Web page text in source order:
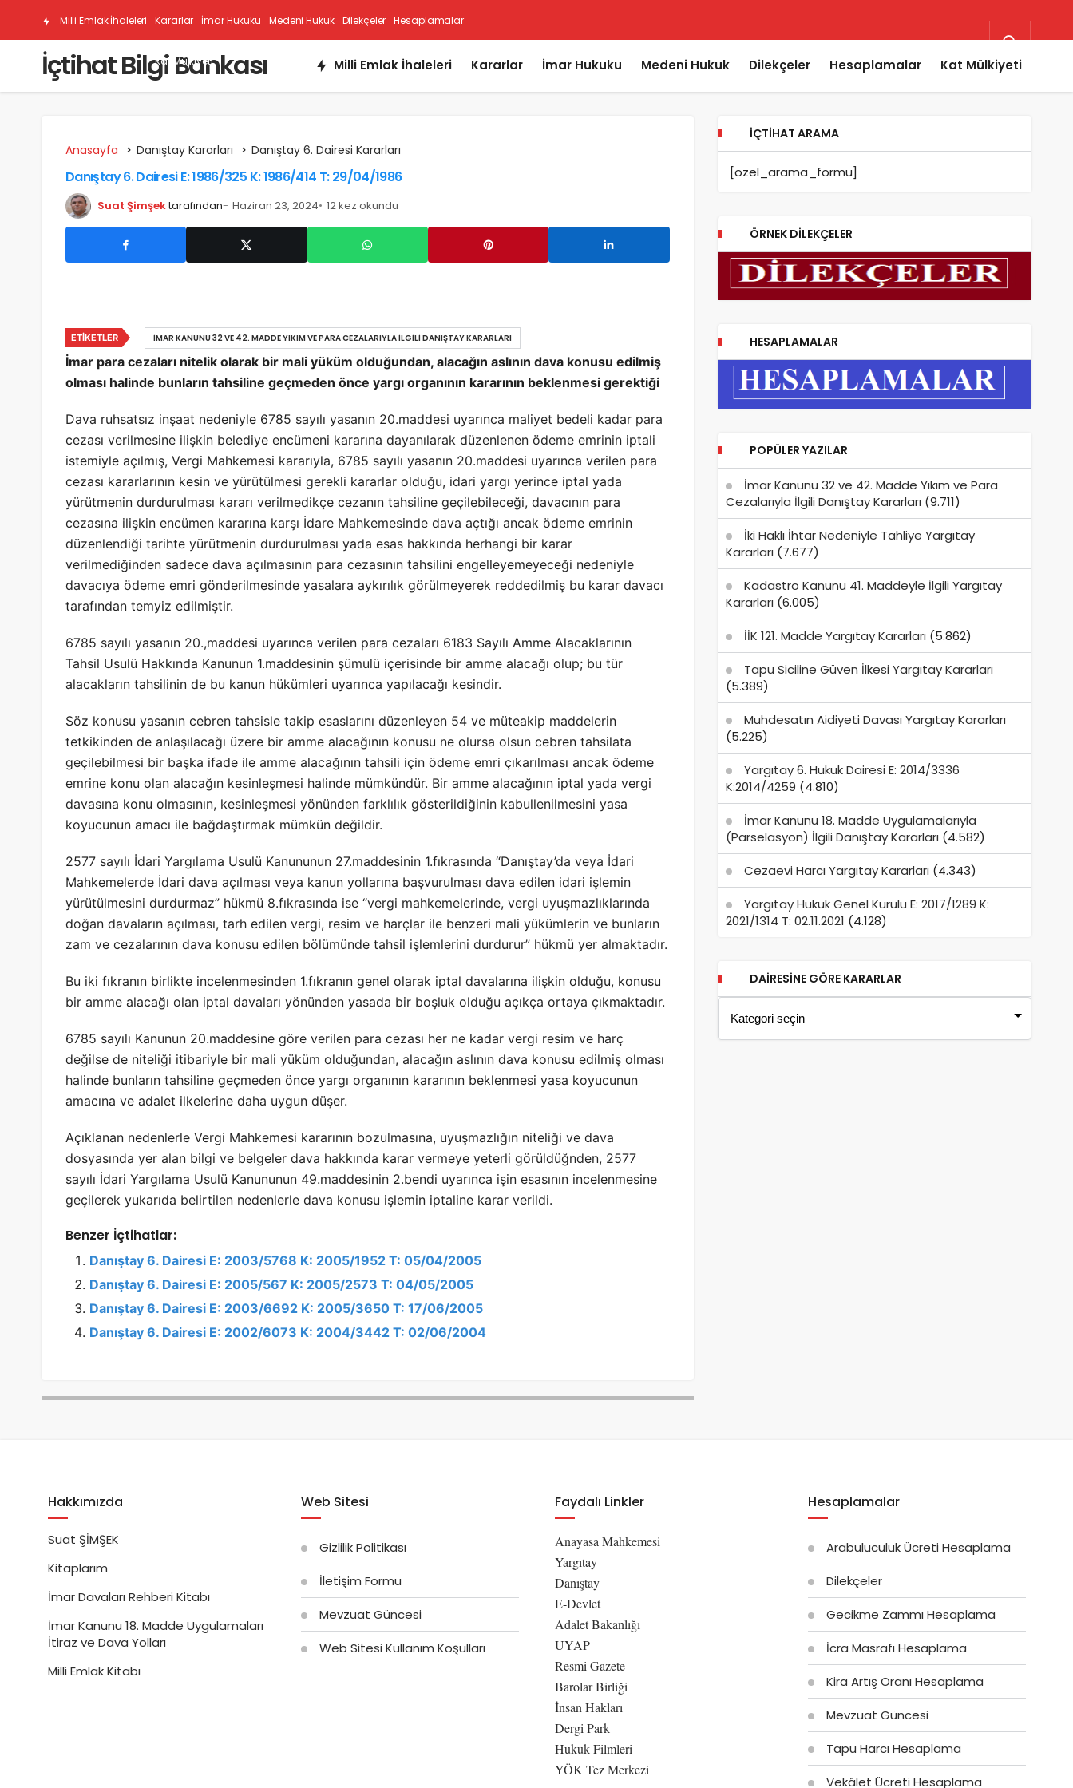
Milli Emlak İhaleleri Kararlar İmar Hukuku Medeni Hukuk Dilekçeler Hesaplamalar
Kat Mülkiyeti
İçtihat Bilgi Bankası Milli Emlak İhaleleri Kararlar İmar Hukuku Medeni Hukuk Dilekçeler Hesaplamalar Kat Mülkiyeti
Anasayfa Danıştay Kararları Danıştay 6. Dairesi Kararları
Danıştay 6. Dairesi E: 1986/325 K: 1986/414 T: 29/04/1986
Suat Şimşektarafından Haziran 23, 2024 12 kez okundu
İmar para cezaları nitelik olarak bir mali yüküm olduğundan, alacağın aslının dava konusu edilmiş
olması halinde bunların tahsiline geçmeden önce yargı organının kararının beklenmesi gerektiği
Dava ruhsatsız inşaat nedeniyle 6785 sayılı yasanın 20.maddesi uyarınca maliyet bedeli kadar para
cezası verilmesine ilişkin belediye encümeni kararına dayanılarak düzenlenen ödeme emrinin iptali
istemiyle açılmış, Vergi Mahkemesi kararıyla, 6785 sayılı yasanın 20.maddesi uyarınca verilen para
cezası kararlarının kesin ve yürütülmesi gerekli kararlar olduğu, idari yargı yerince iptal yada
yürütmenin durdurulması kararı verilmedikçe cezanın tahsiline geçilebileceği, davacının para
cezasına ilişkin encümen kararına karşı İdare Mahkemesinde dava açtığı ancak ödeme emrinin
düzenlendiği tarihte yürütmenin durdurulması yada esas hakkında herhangi bir karar
verilmediğinden sadece dava açılmasının para cezasının tahsilini engelleyemeyeceği nedeniyle
davacıya ödeme emri gönderilmesinde yasalara aykırılık görülmeyerek reddedilmiş bu karar davacı
tarafından temyiz edilmiştir.
6785 sayılı yasanın 20.,maddesi uyarınca verilen para cezaları 6183 Sayılı Amme Alacaklarının
Tahsil Usulü Hakkında Kanunun 1.maddesinin şümulü içerisinde bir amme alacağı olup; bu tür
alacakların tahsilinin de bu kanun hükümleri uyarınca yapılacağı kesindir.
Söz konusu yasanın cebren tahsisle takip esaslarını düzenleyen 54 ve müteakip maddelerin
tetkikinden de anlaşılacağı üzere bir amme alacağının konusu ne olursa olsun cebren tahsilata
geçilebilmesi bir başka ifade ile amme alacağının tahsili için ödeme emri çıkarılması ancak ödeme
emrine konu olan alacağın kesinleşmesi halinde mümkündür. Bir amme alacağının iptal yada vergi
davasına konu olmasının, kesinleşmesi yönünden farklılık gösterildiğinin kabullenilmesini yasa
koyucunun amacı ile bağdaştırmak mümkün değildir.
2577 sayılı İdari Yargılama Usulü Kanununun 27.maddesinin 1.fıkrasında “Danıştay’da veya İdari
Mahkemelerde İdari dava açılması veya kanun yollarına başvurulması dava edilen idari işlemin
yürütülmesini durdurmaz” hükmü 8.fıkrasında ise “vergi mahkemelerinde, vergi uyuşmazlıklarında
doğan davaların açılması, tarh edilen vergi, resim ve harçlar ile benzeri mali yükümlerin ve bunların
zam ve cezalarının dava konusu edilen bölümünde tahsil işlemlerini durdurur” hükmü yer almaktadır.
Bu iki fıkranın birlikte incelenmesinden 1.fıkranın genel olarak iptal davalarına ilişkin olduğu, konusu
bir amme alacağı olan iptal davaları yönünden yasada bir boşluk olduğu açıkça ortaya çıkmaktadır.
6785 sayılı Kanunun 20.maddesine göre verilen para cezası her ne kadar vergi resim ve harç
değilse de niteliği itibariyle bir mali yüküm olduğundan, alacağın aslının dava konusu edilmiş olması
halinde bunların tahsiline geçmeden önce yargı organının kararının beklenmesi yasa koyucunun
amacına ve adalet ilkelerine daha uygun düşer.
Açıklanan nedenlerle Vergi Mahkemesi kararının bozulmasına, uyuşmazlığın niteliği ve dava
dosyasında yer alan bilgi ve belgeler dava hakkında karar vermeye yeterli görüldüğnden, 2577
sayılı İdari Yargılama Usulü Kanununun 49.maddesinin 2.bendi uyarınca işin esasının incelenmesine
geçilerek yukarıda belirtilen nedenlerle dava konusu işlemin iptaline karar verildi.
Benzer İçtihatlar:
Danıştay 6. Dairesi E: 2003/5768 K: 2005/1952 T: 05/04/2005
Danıştay 6. Dairesi E: 2005/567 K: 2005/2573 T: 04/05/2005
Danıştay 6. Dairesi E: 2003/6692 K: 2005/3650 T: 17/06/2005
Danıştay 6. Dairesi E: 2002/6073 K: 2004/3442 T: 02/06/2004
ETIKETLER İMAR KANUNU 32 VE 42. MADDE YIKIM VE PARA CEZALARIYLA İLGILI DANIŞTAY KARARLARI
İÇTIHAT ARAMA
[ozel_arama_formu]
ÖRNEK DILEKÇELER
HESAPLAMALAR
POPÜLER YAZILAR
İmar Kanunu 32 ve 42. Madde Yıkım ve Para
Cezalarıyla İlgili Danıştay Kararları (9.711)
İki Haklı İhtar Nedeniyle Tahliye Yargıtay
Kararları (7.677)
Kadastro Kanunu 41. Maddeyle İlgili Yargıtay
Kararları (6.005)
İİK 121. Madde Yargıtay Kararları (5.862)
Tapu Siciline Güven İlkesi Yargıtay Kararları
(5.389)
Muhdesatın Aidiyeti Davası Yargıtay Kararları
(5.225)
Yargıtay 6. Hukuk Dairesi E: 2014/3336
K:2014/4259 (4.810)
İmar Kanunu 18. Madde Uygulamalarıyla
(Parselasyon) İlgili Danıştay Kararları (4.582)
Cezaevi Harcı Yargıtay Kararları (4.343)
Yargıtay Hukuk Genel Kurulu E: 2017/1289 K:
2021/1314 T: 02.11.2021 (4.128)
DAIRESINE GÖRE KARARLAR
Hakkımızda
Suat ŞİMŞEK
Kitaplarım
İmar Davaları Rehberi Kitabı
İmar Kanunu 18. Madde Uygulamaları
İtiraz ve Dava Yolları
Milli Emlak Kitabı
Web Sitesi
Gizlilik Politikası
İletişim Formu
Mevzuat Güncesi
Web Sitesi Kullanım Koşulları
Faydalı Linkler
Anayasa Mahkemesi
Yargıtay
Danıştay
E-Devlet
Adalet Bakanlığı
UYAP
Resmi Gazete
Barolar Birliği
İnsan Hakları
Dergi Park
Hukuk Filmleri
YÖK Tez Merkezi
Hesaplamalar
Arabuluculuk Ücreti Hesaplama
Dilekçeler
Gecikme Zammı Hesaplama
İcra Masrafı Hesaplama
Kira Artış Oranı Hesaplama
Mevzuat Güncesi
Tapu Harcı Hesaplama
Vekâlet Ücreti Hesaplama